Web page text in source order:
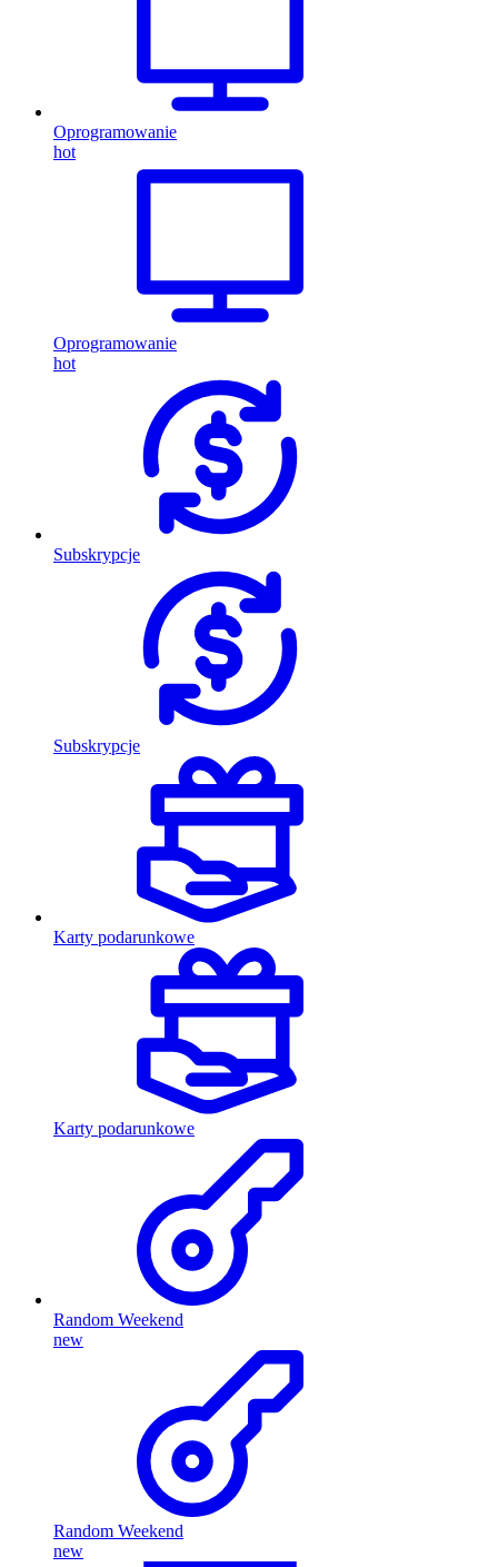
Oprogramowanie
hot
Oprogramowanie
hot
Subskrypcje
Subskrypcje
Karty podarunkowe
Karty podarunkowe
Random Weekend
new
Random Weekend
new